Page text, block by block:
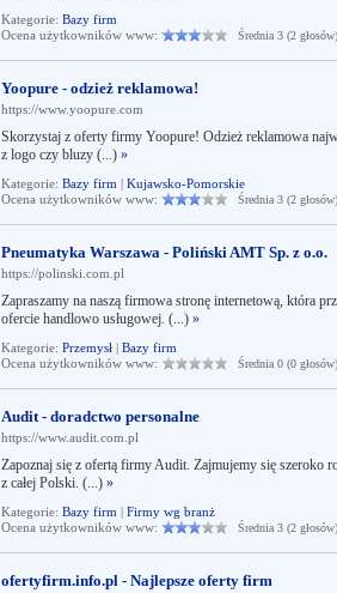
Kategorie: Bazy firm
Ocena użytkowników www:
Średnia 3 (2 głosów)
Yoopure - odzież reklamowa!
https://www.yoopure.com
Skorzystaj z oferty firmy Yoopure! Odzież reklamowa
z logo czy bluzy (...) »
Kategorie: Bazy firm | Kujawsko-Pomorskie
Ocena użytkowników www:
Średnia 3 (2 głosów)
Pneumatyka Warszawa - Poliński AMT Sp. z o.o.
https://polinski.com.pl
Zapraszamy na naszą firmowa stronę internetową, która
ofercie handlowo usługowej. (...) »
Kategorie: Przemysł | Bazy firm
Ocena użytkowników www:
Średnia 0 (0 głosów)
Audit - doradctwo personalne
https://www.audit.com.pl
Zapoznaj się z ofertą firmy Audit. Zajmujemy się szeroko
z całej Polski. (...) »
Kategorie: Bazy firm | Firmy wg branż
Ocena użytkowników www:
Średnia 3 (2 głosów)
ofertyfirm.info.pl - Najlepsze oferty firm